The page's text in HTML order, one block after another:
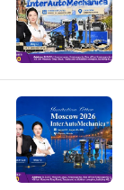
ΣΧΕΤΙΚΆ
ΜΕ
ΕΜΆΣ
ΣΤΟ